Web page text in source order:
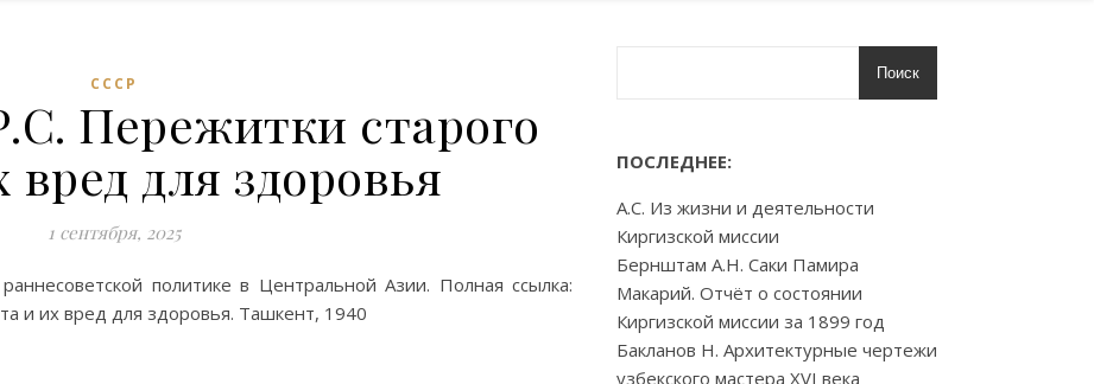
СССР
Пережитки старого
для здоровья
1 сентября, 2025
политике в Центральной Азии. Полная ссылка:
и их вред для здоровья. Ташкент, 1940
Поиск
ПОСЛЕДНЕЕ:
А.С. Из жизни и деятельности
Киргизской миссии
Бернштам А.Н. Саки Памира
Макарий. Отчёт о состоянии
Киргизской миссии за 1899 год
Бакланов Н. Архитектурные чертежи
узбекского мастера XVI века